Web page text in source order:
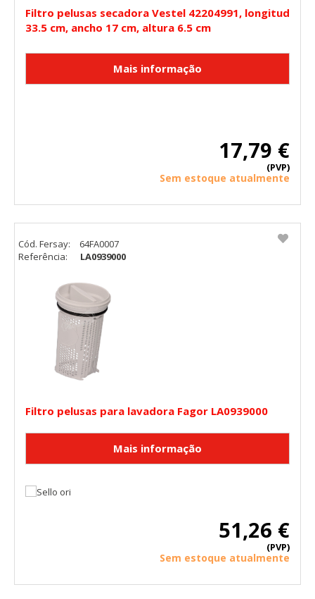
Filtro pelusas secadora Vestel 42204991, longitud
33.5 cm, ancho 17 cm, altura 6.5 cm
17,79 €
(PVP)
Sem estoque atualmente
Filtro pelusas para lavadora Fagor LA0939000
51,26 €
(PVP)
Sem estoque atualmente
Cód. Fersay:
64FA0007
Referência:
LA0939000